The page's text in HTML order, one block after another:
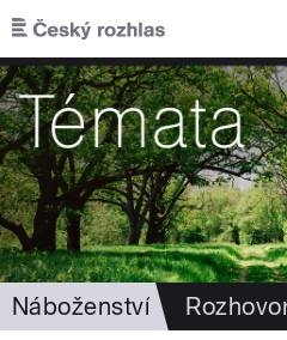
Přejít k hlavnímu obsahu
Náboženství